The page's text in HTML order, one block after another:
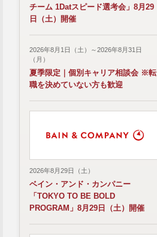
チーム 1Datスピード選考会」8月29
日（土）開催
2026年8月1日（土）～2026年8月31日
（月）
夏季限定｜個別キャリア相談会 ※転
職を決めていない方も歓迎
2026年8月29日（土）
ベイン・アンド・カンパニー
「TOKYO TO BE BOLD
PROGRAM」8月29日（土）開催